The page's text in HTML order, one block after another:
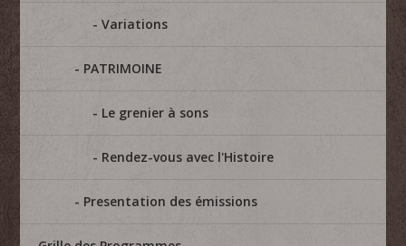
Variations
PATRIMOINE
Le grenier à sons
Rendez-vous avec l'Histoire
Presentation des émissions